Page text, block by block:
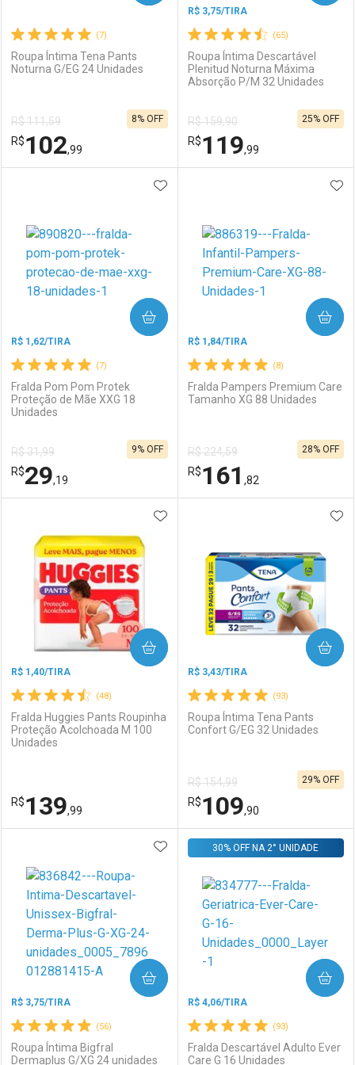
Comprar sem Desconto
Por R$ 119,69/cada
Comprar sem Desconto
Por R$ 119,69/cada
Ativar Desconto
Comprar sem Desconto
Por R$ 113,99/cada
Comprar sem Desconto
Por R$ 113,99/cada
(7)
Roupa Íntima Tena Pants
Noturna G/EG 24 Unidades
R$ 111,59
R$102,99
8% OFF
Laboratório
Comprar sem Desconto
Por R$ 102,99/cada
Por Menos
Comprar sem Desconto
Por R$ 102,99/cada
(65)
R$ 3,75/TIRA
Roupa Íntima Descartável
Plenitud Noturna Máxima
Absorção P/M 32 Unidades
R$ 159,90
R$119,99
25% OFF
Laboratório
Comprar sem Desconto
Por R$ 119,99/cada
Por Menos
Comprar sem Desconto
Por R$ 119,99/cada
(7)
R$ 1,62/TIRA
Fralda Pom Pom Protek
Proteção de Mãe XXG 18
Unidades
R$ 31,99
R$29,19
9% OFF
ADICIONAR AOS FAVORITOS
COMPRAR
Laboratório
Comprar sem Desconto
Por R$ 29,19/cada
Por Menos
Por R$ 29,19/cada
(8)
R$ 1,84/TIRA
Fralda Pampers Premium Care
Tamanho XG 88 Unidades
R$ 224,59
R$161 ,82
28% OFF
COMPRAR
Laboratório
Comprar sem Desconto
Por R$ 161,82/cada
Por Menos
Comprar sem Desconto
Por R$ 161,82/cada
(48)
R$ 1,40/TIRA
Fralda Huggies Pants Roupinha
Proteção Acolchoada M 100
Unidades
R$139,99
ADICIONAR AOS FAVORITOS
COMPRAR
Laboratório
Por Menos
(93)
R$ 3,43/TIRA
Roupa Íntima Tena Pants
Confort G/EG 32 Unidades
R$ 154,99
R$109,90
29% OFF
COMPRAR
Laboratório
Por Menos
(56)
R$ 3,75/TIRA
Roupa Íntima Bigfral
Dermaplus G/XG 24 unidades
ADICIONAR AOS FAVORITOS
COMPRAR
(93)
R$ 4,06/TIRA
Fralda Descartável Adulto Ever
Care G 16 Unidades
30% OFF NA 2° UNIDADE
COMPRAR